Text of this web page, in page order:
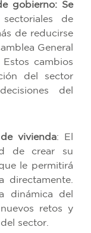
gobierno: Se
de
de reducirse
General
cambios
del sector
del
vivienda: El
de crear su
le permitirá
directamente.
dinámica del
retos y
sector.